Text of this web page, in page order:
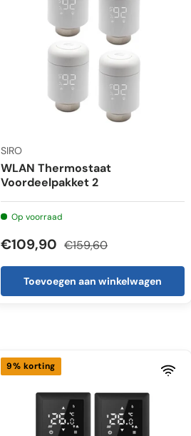
SIRO
WLAN Thermostaat
Voordeelpakket 2
Op voorraad
€109,90 €159,60
Toevoegen aan winkelwagen
9% korting